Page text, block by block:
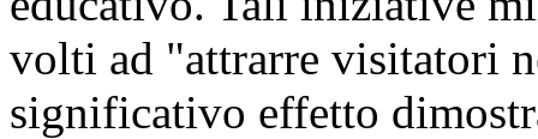
volti ad "attrarre visitatori
significativo effetto